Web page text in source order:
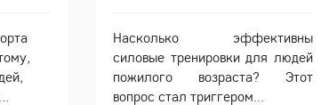
Насколько эффективны
силовые тренировки для людей
пожилого возраста? Этот
вопрос стал триггером...